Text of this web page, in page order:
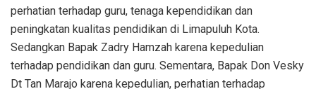
perhatian terhadap guru, tenaga kependidikan dan
peningkatan kualitas pendidikan di Limapuluh Kota.
Sedangkan Bapak Zadry Hamzah karena kepedulian
terhadap pendidikan dan guru. Sementara, Bapak Don Vesky
Dt Tan Marajo karena kepedulian, perhatian terhadap